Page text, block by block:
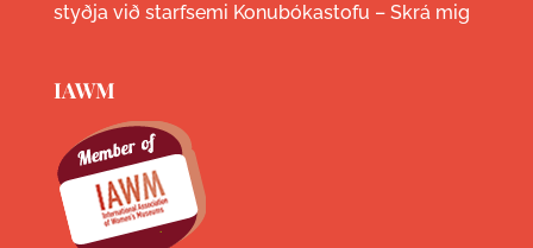
styðja við starfsemi Konubókastofu – Skrá mig
IAWM